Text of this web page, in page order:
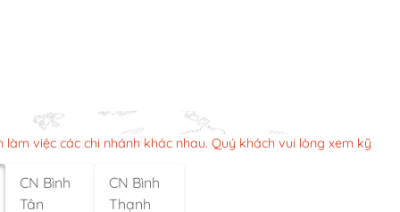
làm việc các chi nhánh khác nhau. Quý khách vui lòng xem kỹ
CN Bình
Tân
CN Bình
Thạnh